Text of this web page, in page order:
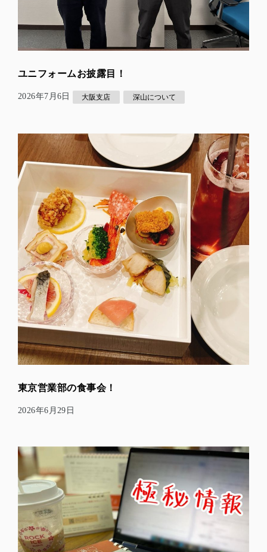
ユニフォームお披露目！
2026年7月6日 大阪支店 深山について
東京営業部の食事会！
2026年6月29日